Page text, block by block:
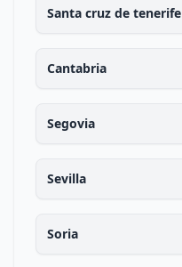
Santa cruz de tenerife
Cantabria
Segovia
Sevilla
Soria